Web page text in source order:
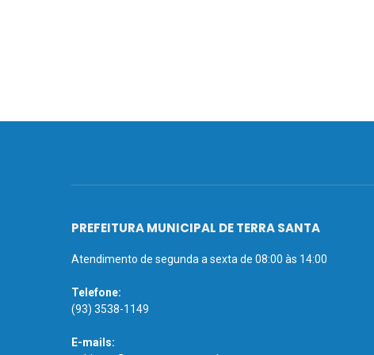
PREFEITURA MUNICIPAL DE TERRA SANTA
Atendimento de segunda a sexta de 08:00 às 14:00
Telefone:
(93) 3538-1149
E-mails: